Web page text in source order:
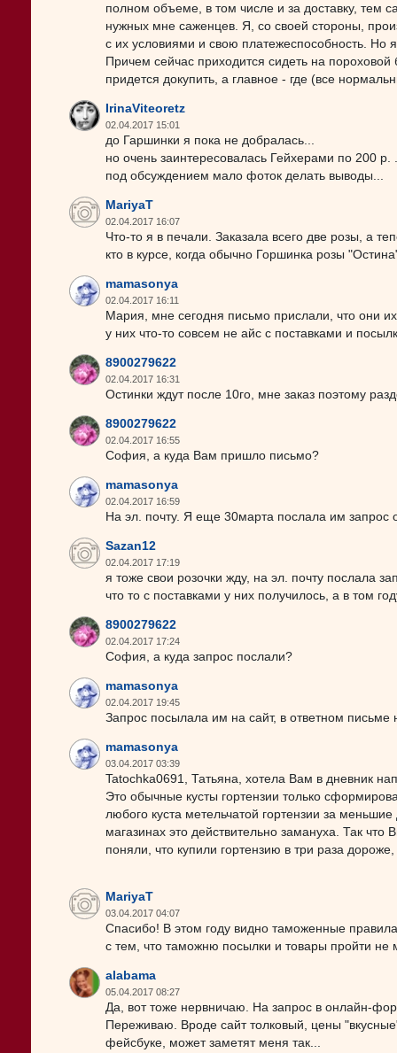
полном объеме, в том числе и за доставку, тем
нужных мне саженцев. Я, со своей стороны,
с их условиями и свою платежеспособность. Но
Причем сейчас приходится сидеть на
придется докупить, а главное - где (все
IrinaViteoretz
02.04.2017 15:01
до Гаршинки я пока не добралась...
но очень заинтересовалась Гейхерами по 200 р.
под обсуждением мало фоток делать выводы...
MariyaT
02.04.2017 16:07
Что-то я в печали. Заказала всего две розы, а
кто в курсе, когда обычно Горшинка розы
mamasonya
02.04.2017 16:11
Мария, мне сегодня письмо прислали, что они
у них что-то совсем не айс с поставками и
8900279622
02.04.2017 16:31
Остинки ждут после 10го, мне заказ поэтому
8900279622
02.04.2017 16:55
София, а куда Вам пришло письмо?
mamasonya
02.04.2017 16:59
На эл. почту. Я еще 30марта послала им запрос
Sazan12
02.04.2017 17:19
я тоже свои розочки жду, на эл. почту послала
что то с поставками у них получилось, а в том
8900279622
02.04.2017 17:24
София, а куда запрос послали?
mamasonya
02.04.2017 19:45
Запрос посылала им на сайт, в ответном письме
mamasonya
03.04.2017 03:39
Tatochka0691, Татьяна, хотела Вам в дневник
Это обычные кусты гортензии только
любого куста метельчатой гортензии за
магазинах это действительно замануха. Так
поняли, что купили гортензию в три раза
MariyaT
03.04.2017 04:07
Спасибо! В этом году видно таможенные
с тем, что таможню посылки и товары пройти не
alabama
05.04.2017 08:27
Да, вот тоже нервничаю. На запрос в онлайн-
Переживаю. Вроде сайт толковый, цены
фейсбуке, может заметят меня так...